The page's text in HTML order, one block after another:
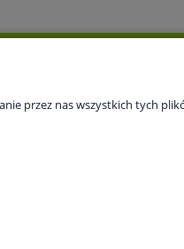
Zapisz się, a otrzymasz
przez nas wszystkich tych